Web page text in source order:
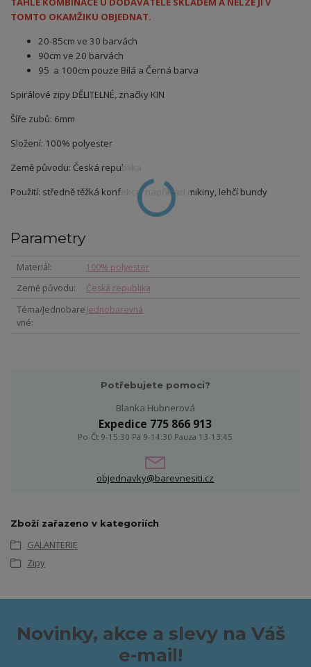
TOMTO OKAMŽIKU OBJEDNAT.
20-85cm ve 30 barvách
90cm ve 20 barvách
95 a 100cm pouze Bílá a Černá barva
Spirálové zipy DĚLITELNÉ, značky KIN
Šíře zubů: 6mm
Složení: 100% polyester
Země původu: Česká republika
Použití: středně těžká konfekce, například mikiny, lehčí bundy
Parametry
Materiál
100% polyester
Země původu
Česká republika
Téma/Jednobare
vné
Jednobarevná
Potřebujete pomoci?
Blanka Hubnerová
Expedice 775 866 913
Po-Čt 9-15:30 Pá 9-14:30 Pauza 13-13:45
objednavky@barevnesiti.cz
Zboží zařazeno v kategoriích
GALANTERIE
Zipy
Novinky, akce a slevy na Váš
e-mail!